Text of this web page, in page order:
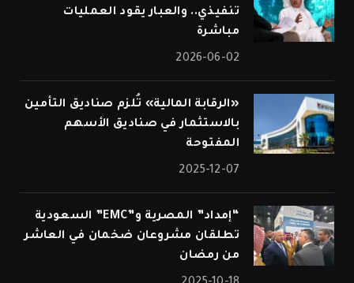
تنفيذي.. والعبار يقود العمليات
مباشرة
2026-06-02
«الرقابة المالية» تُلزم صناديق التأمين
بالاستثمار في صناديق الأسهم
المفتوحة
2025-12-07
“إمداد” المصرية و”EMC” السعودية
تطلقان مشروعان ضخمان في العاشر
من رمضان